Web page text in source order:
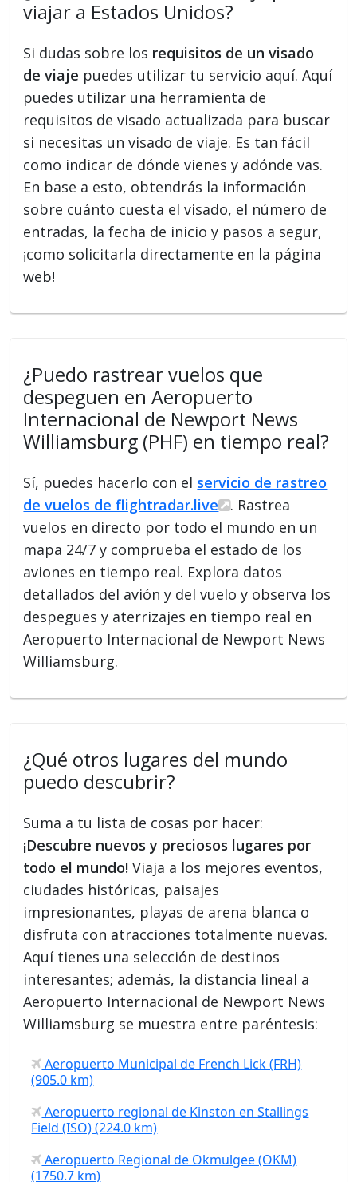
viajar a Estados Unidos?
Si dudas sobre los requisitos de un visado
de viaje puedes utilizar tu servicio aquí. Aquí
puedes utilizar una herramienta de
requisitos de visado actualizada para buscar
si necesitas un visado de viaje. Es tan fácil
como indicar de dónde vienes y adónde vas.
En base a esto, obtendrás la información
sobre cuánto cuesta el visado, el número de
entradas, la fecha de inicio y pasos a segur,
¡como solicitarla directamente en la página
web!
¿Puedo rastrear vuelos que
despeguen en Aeropuerto
Internacional de Newport News
Williamsburg (PHF) en tiempo real?
Sí, puedes hacerlo con el servicio de rastreo
de vuelos de flightradar.live
. Rastrea
vuelos en directo por todo el mundo en un
mapa 24/7 y comprueba el estado de los
aviones en tiempo real. Explora datos
detallados del avión y del vuelo y observa los
despegues y aterrizajes en tiempo real en
Aeropuerto Internacional de Newport News
Williamsburg.
¿Qué otros lugares del mundo
puedo descubrir?
Suma a tu lista de cosas por hacer:
¡Descubre nuevos y preciosos lugares por
todo el mundo! Viaja a los mejores eventos,
ciudades históricas, paisajes
impresionantes, playas de arena blanca o
disfruta con atracciones totalmente nuevas.
Aquí tienes una selección de destinos
interesantes; además, la distancia lineal a
Aeropuerto Internacional de Newport News
Williamsburg se muestra entre paréntesis:
Aeropuerto Municipal de French Lick (FRH)
(905.0 km)
Aeropuerto regional de Kinston en Stallings
Field (ISO) (224.0 km)
Aeropuerto Regional de Okmulgee (OKM)
(1750.7 km)